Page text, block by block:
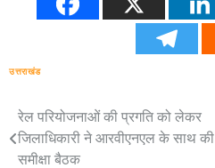
उत्तराखंड
Post
navigation
रेल परियोजनाओं की प्रगति को लेकर
जिलाधिकारी ने आरवीएनएल के साथ की
समीक्षा बैठक